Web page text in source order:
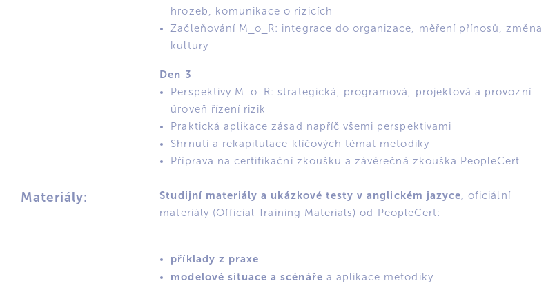
hrozeb, komunikace o rizicích
Začleňování M_o_R: integrace do organizace, měření přínosů, změna
kultury
Den 3
Perspektivy M_o_R: strategická, programová, projektová a provozní
úroveň řízení rizik
Praktická aplikace zásad napříč všemi perspektivami
Shrnutí a rekapitulace klíčových témat metodiky
Příprava na certifikační zkoušku a závěrečná zkouška PeopleCert
Materiály: Studijní materiály a ukázkové testy v anglickém jazyce,oficiální
materiály (Official Training Materials) od PeopleCert:
příklady z praxe
modelové situace a scénáře a aplikace metodiky